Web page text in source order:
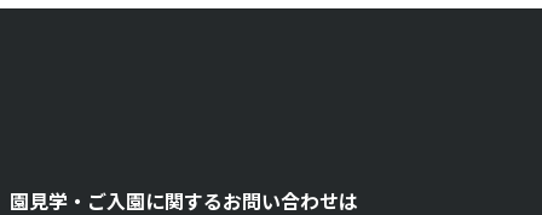
園見学・ご入園に関するお問い合わせは